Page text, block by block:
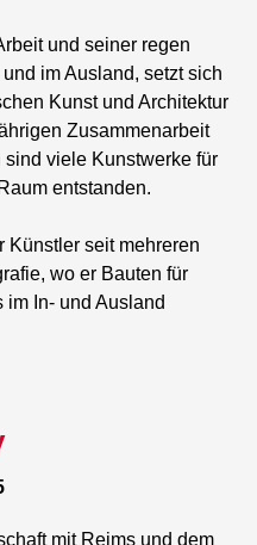
und seiner regen
im Ausland, setzt sich
Kunst und Architektur
Zusammenarbeit
viele Kunstwerke für
entstanden.
Künstler seit mehreren
wo er Bauten für
In- und Ausland
mit Reims und dem